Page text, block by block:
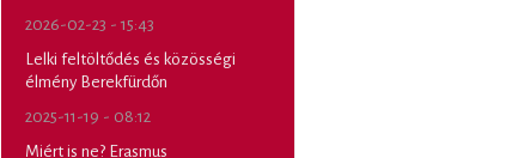
2026-02-23 - 15:43
Lelki feltöltődés és közösségi
élmény Berekfürdőn
2025-11-19 - 08:12
Miért is ne? Erasmus